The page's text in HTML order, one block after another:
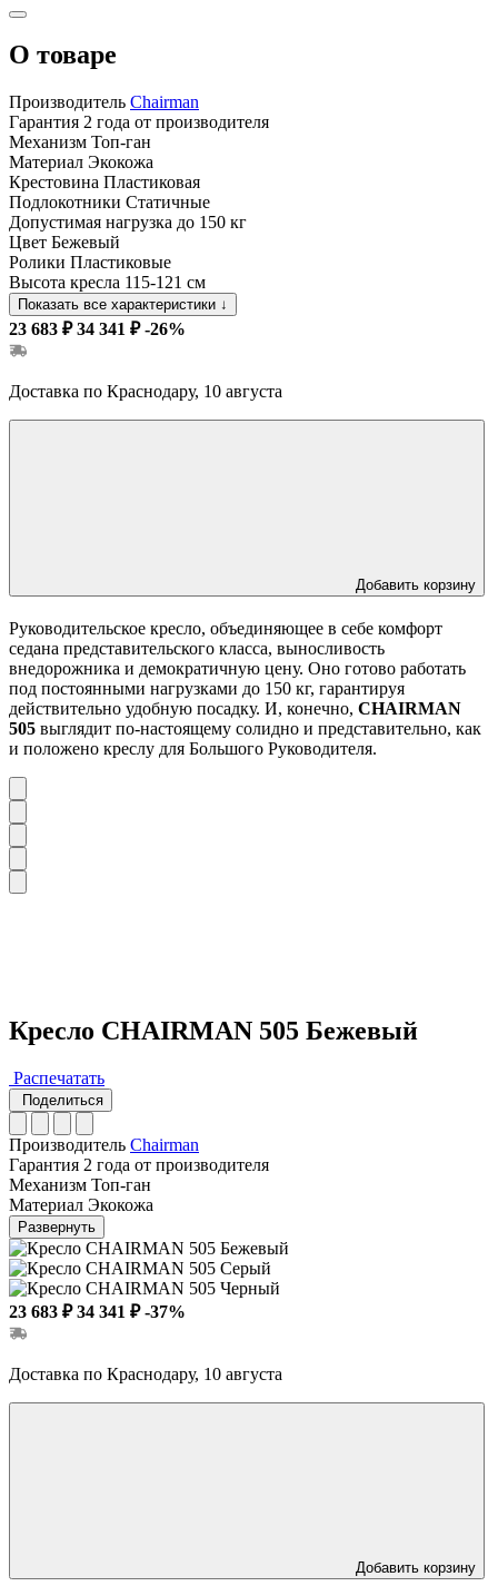
О товаре
Производитель Chairman
Гарантия 2 года от производителя
Механизм Топ-ган
Материал Экокожа
Крестовина Пластиковая
Подлокотники Статичные
Допустимая нагрузка до 150 кг
Цвет Бежевый
Ролики Пластиковые
Высота кресла 115-121 см
Показать все характеристики ↓
23 683 ₽ 34 341 ₽ -26%
Доставка по Краснодару, 10 августа
Добавить корзину
Руководительское кресло, объединяющее в себе комфорт
седана представительского класса, выносливость
внедорожника и демократичную цену. Оно готово работать
под постоянными нагрузками до 150 кг, гарантируя
действительно удобную посадку. И, конечно, CHAIRMAN
505 выглядит по-настоящему солидно и представительно, как
и положено креслу для Большого Руководителя.
Кресло CHAIRMAN 505 Бежевый
Распечатать
Поделиться
Производитель Chairman
Гарантия 2 года от производителя
Механизм Топ-ган
Материал Экокожа
Развернуть
23 683 ₽ 34 341 ₽ -37%
Доставка по Краснодару, 10 августа
Добавить корзину